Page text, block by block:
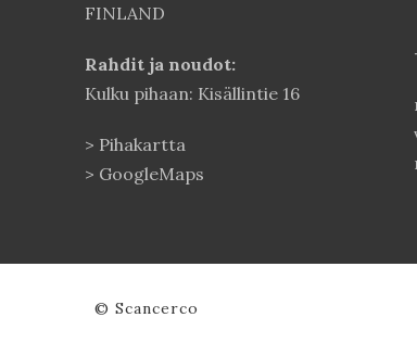
FINLAND
Rahdit ja noudot:
Kulku pihaan: Kisällintie 16
> Pihakartta
> GoogleMaps
© Scancerco